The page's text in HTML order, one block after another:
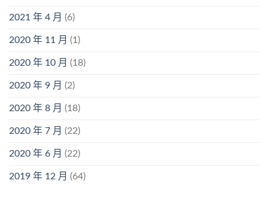
2021 年 4 月 (6)
2020 年 11 月 (1)
2020 年 10 月 (18)
2020 年 9 月 (2)
2020 年 8 月 (18)
2020 年 7 月 (22)
2020 年 6 月 (22)
2019 年 12 月 (64)